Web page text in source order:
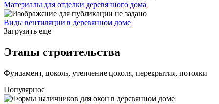
Материалы для отделки деревянного дома
Виды вентиляции в деревянном доме
Загрузить еще
Этапы строительства
Фундамент, цоколь, утепление цоколя, перекрытия, потолки
Популярное